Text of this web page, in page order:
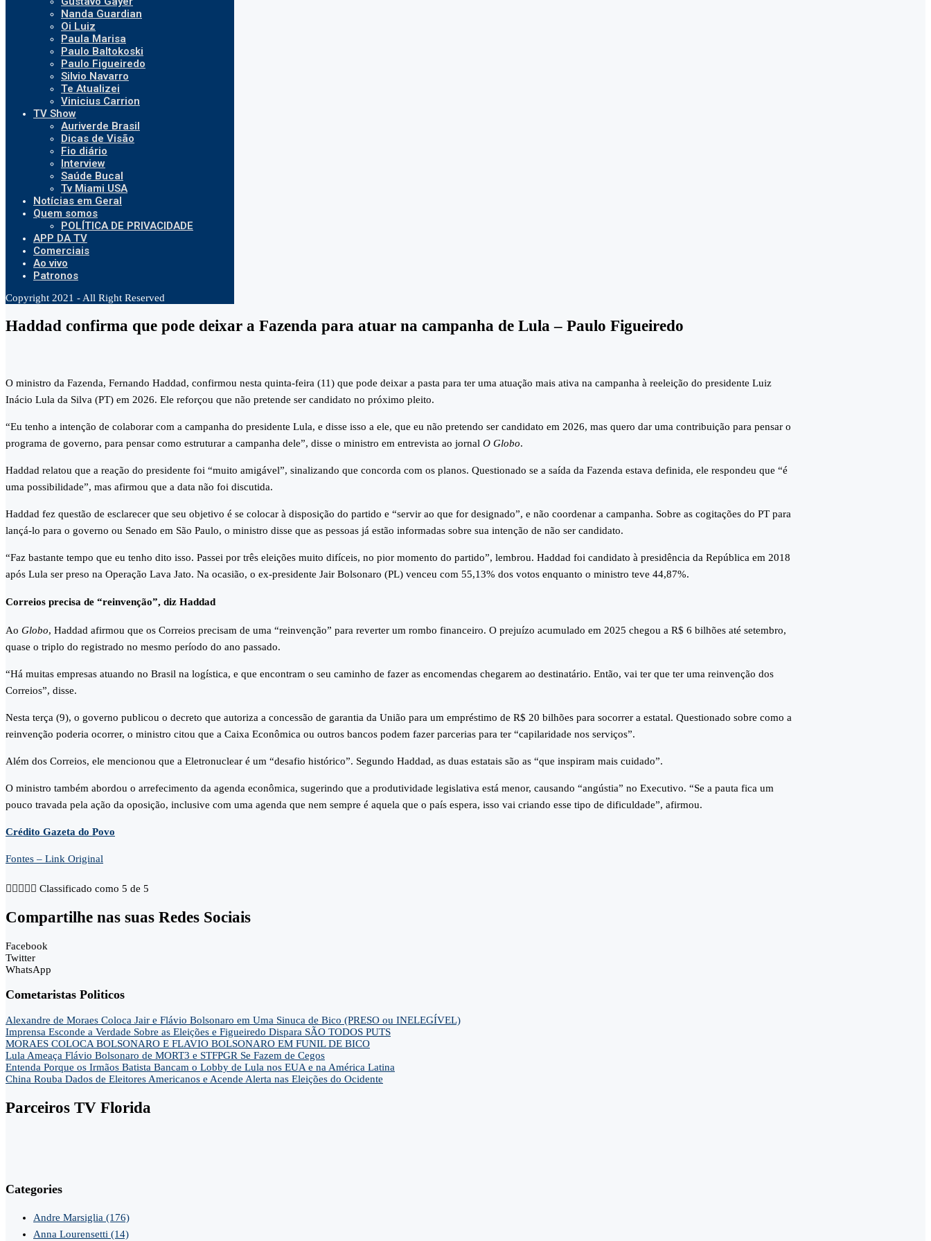
Nanda Guardian
Oi Luiz
Paula Marisa
Paulo Baltokoski
Paulo Figueiredo
Silvio Navarro
Te Atualizei
Vinicius Carrion
TV Show
Auriverde Brasil
Dicas de Visão
Fio diário
Interview
Saúde Bucal
Tv Miami USA
Notícias em Geral
Quem somos
POLÍTICA DE PRIVACIDADE
APP DA TV
Comerciais
Ao vivo
Patronos
Copyright 2021 - All Right Reserved
Haddad confirma que pode deixar a Fazenda para atuar na campanha de Lula – Paulo Figueiredo
O ministro da Fazenda, Fernando Haddad, confirmou nesta quinta-feira (11) que pode deixar a pasta para ter uma atuação mais ativa na campanha à reeleição do presidente Luiz
Inácio Lula da Silva (PT) em 2026. Ele reforçou que não pretende ser candidato no próximo pleito.
“Eu tenho a intenção de colaborar com a campanha do presidente Lula, e disse isso a ele, que eu não pretendo ser candidato em 2026, mas quero dar uma contribuição para pensar o
programa de governo, para pensar como estruturar a campanha dele”, disse o ministro em entrevista ao jornal O Globo.
Haddad relatou que a reação do presidente foi “muito amigável”, sinalizando que concorda com os planos. Questionado se a saída da Fazenda estava definida, ele respondeu que “é
uma possibilidade”, mas afirmou que a data não foi discutida.
Haddad fez questão de esclarecer que seu objetivo é se colocar à disposição do partido e “servir ao que for designado”, e não coordenar a campanha. Sobre as cogitações do PT para
lançá-lo para o governo ou Senado em São Paulo, o ministro disse que as pessoas já estão informadas sobre sua intenção de não ser candidato.
“Faz bastante tempo que eu tenho dito isso. Passei por três eleições muito difíceis, no pior momento do partido”, lembrou. Haddad foi candidato à presidência da República em 2018
após Lula ser preso na Operação Lava Jato. Na ocasião, o ex-presidente Jair Bolsonaro (PL) venceu com 55,13% dos votos enquanto o ministro teve 44,87%.
Correios precisa de “reinvenção”, diz Haddad
Ao Globo, Haddad afirmou que os Correios precisam de uma “reinvenção” para reverter um rombo financeiro. O prejuízo acumulado em 2025 chegou a R$ 6 bilhões até setembro,
quase o triplo do registrado no mesmo período do ano passado.
“Há muitas empresas atuando no Brasil na logística, e que encontram o seu caminho de fazer as encomendas chegarem ao destinatário. Então, vai ter que ter uma reinvenção dos
Correios”, disse.
Nesta terça (9), o governo publicou o decreto que autoriza a concessão de garantia da União para um empréstimo de R$ 20 bilhões para socorrer a estatal. Questionado sobre como a
reinvenção poderia ocorrer, o ministro citou que a Caixa Econômica ou outros bancos podem fazer parcerias para ter “capilaridade nos serviços”.
Além dos Correios, ele mencionou que a Eletronuclear é um “desafio histórico”. Segundo Haddad, as duas estatais são as “que inspiram mais cuidado”.
O ministro também abordou o arrefecimento da agenda econômica, sugerindo que a produtividade legislativa está menor, causando “angústia” no Executivo. “Se a pauta fica um
pouco travada pela ação da oposição, inclusive com uma agenda que nem sempre é aquela que o país espera, isso vai criando esse tipo de dificuldade”, afirmou.
Crédito Gazeta do Povo
Fontes – Link Original
 Classificado como 5 de 5
Compartilhe nas suas Redes Sociais
Facebook
Twitter
WhatsApp
Cometaristas Politicos
Alexandre de Moraes Coloca Jair e Flávio Bolsonaro em Uma Sinuca de Bico (PRESO ou INELEGÍVEL)
Imprensa Esconde a Verdade Sobre as Eleições e Figueiredo Dispara SÃO TODOS PUTS
MORAES COLOCA BOLSONARO E FLAVIO BOLSONARO EM FUNIL DE BICO
Lula Ameaça Flávio Bolsonaro de MORT3 e STFPGR Se Fazem de Cegos
Entenda Porque os Irmãos Batista Bancam o Lobby de Lula nos EUA e na América Latina
China Rouba Dados de Eleitores Americanos e Acende Alerta nas Eleições do Ocidente
Parceiros TV Florida
Categories
Andre Marsiglia (176)
Anna Lourensetti (14)